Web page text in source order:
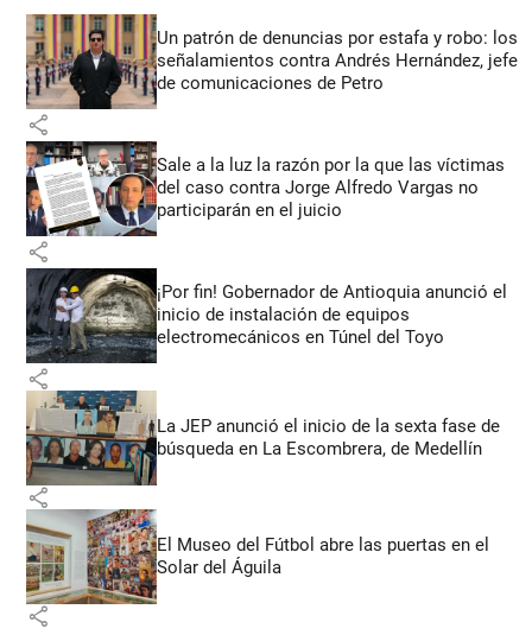
Un patrón de denuncias por estafa y robo: los
señalamientos contra Andrés Hernández, jefe
de comunicaciones de Petro
share
Sale a la luz la razón por la que las víctimas
del caso contra Jorge Alfredo Vargas no
participarán en el juicio
share
¡Por fin! Gobernador de Antioquia anunció el
inicio de instalación de equipos
electromecánicos en Túnel del Toyo
share
La JEP anunció el inicio de la sexta fase de
búsqueda en La Escombrera, de Medellín
share
El Museo del Fútbol abre las puertas en el
Solar del Águila
share